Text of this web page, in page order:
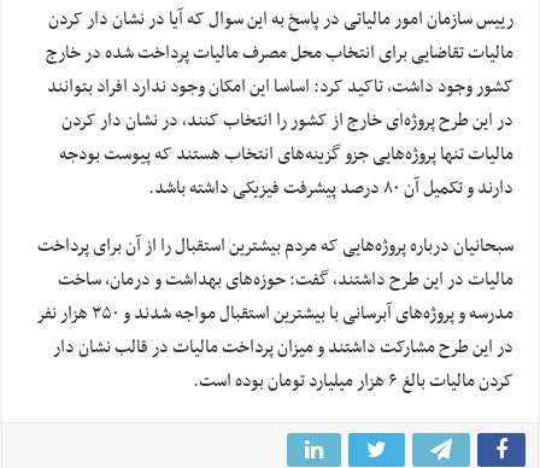
رییس سازمان امور مالیاتی در پاسخ به این سوال که آیا در نشان دار کردن
مالیات تقاضایی برای انتخاب محل مصرف مالیات پرداخت شده در خارج
کشور وجود داشت، تاکید کرد: اساسا این امکان وجود ندارد افراد بتوانند
در این طرح پروژه‌ای خارج از کشور را انتخاب کنند، در نشان دار کردن
مالیات تنها پروژه‌هایی جزو گزینه‌‌های انتخاب هستند که پیوست بودجه
دارند و تکمیل آن ۸۰ درصد پیشرفت فیزیکی داشته باشد.
سبحانیان درباره پروژه‌هایی که مردم بیشترین استقبال را از آن برای پرداخت
مالیات در این طرح داشتند، گفت: حوزه‌های بهداشت و درمان، ساخت
مدرسه و پروژه‌های آبرسانی با بیشترین استقبال مواجه شدند و ۳۵۰ هزار نفر
در این طرح مشارکت داشتند و میزان پرداخت مالیات در قالب نشان دار
کردن مالیات بالغ ۶ هزار میلیارد تومان بوده است.